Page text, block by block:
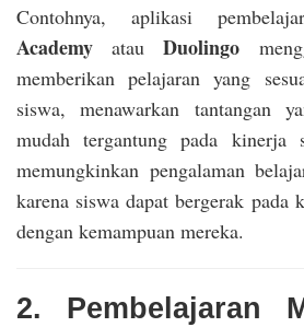
Contohnya, aplikasi
Academy atauDuolingo
memberikan pelajaran yang
siswa, menawarkan tantangan
mudah tergantung pada kinerja
memungkinkan pengalaman
karena siswa dapat bergerak pada
dengan kemampuan mereka.
2. Pembelajaran